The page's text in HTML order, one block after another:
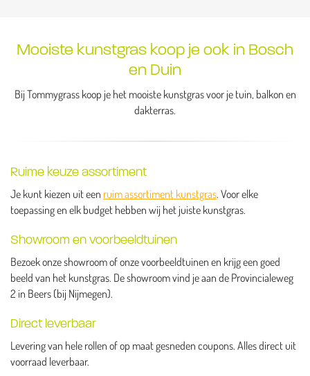
Mooiste kunstgras koop je ook in Bosch
en Duin
Bij Tommygrass koop je het mooiste kunstgras voor je tuin, balkon en
dakterras.
Ruime keuze assortiment
Je kunt kiezen uit een ruim assortiment kunstgras. Voor elke
toepassing en elk budget hebben wij het juiste kunstgras.
Showroom en voorbeeldtuinen
Bezoek onze showroom of onze voorbeeldtuinen en krijg een goed
beeld van het kunstgras. De showroom vind je aan de Provincialeweg
2 in Beers (bij Nijmegen).
Direct leverbaar
Levering van hele rollen of op maat gesneden coupons. Alles direct uit
voorraad leverbaar.